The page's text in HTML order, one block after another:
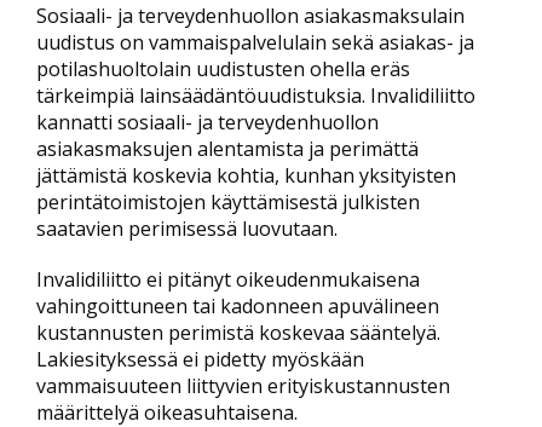
Sosiaali- ja terveydenhuollon asiakasmaksulain
uudistus on vammaispalvelulain sekä asiakas- ja
potilashuoltolain uudistusten ohella eräs
tärkeimpiä lainsäädäntöuudistuksia. Invalidiliitto
kannatti sosiaali- ja terveydenhuollon
asiakasmaksujen alentamista ja perimättä
jättämistä koskevia kohtia, kunhan yksityisten
perintätoimistojen käyttämisestä julkisten
saatavien perimisessä luovutaan.
Invalidiliitto ei pitänyt oikeudenmukaisena
vahingoittuneen tai kadonneen apuvälineen
kustannusten perimistä koskevaa sääntelyä.
Lakiesityksessä ei pidetty myöskään
vammaisuuteen liittyvien erityiskustannusten
määrittelyä oikeasuhtaisena.